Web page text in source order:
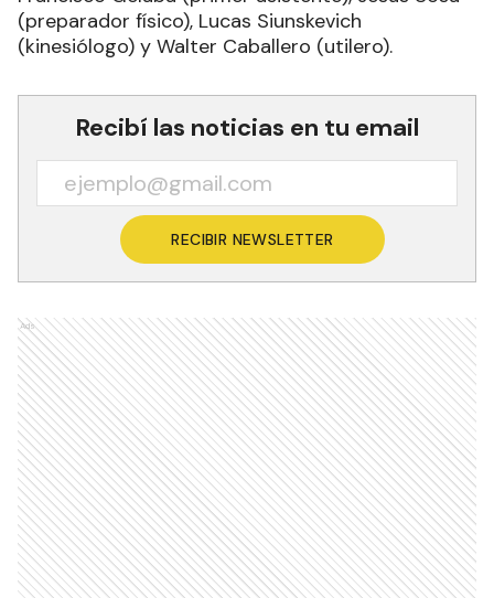
(preparador físico), Lucas Siunskevich
(kinesiólogo) y Walter Caballero (utilero).
Recibí las noticias en tu email
RECIBIR NEWSLETTER
Ads